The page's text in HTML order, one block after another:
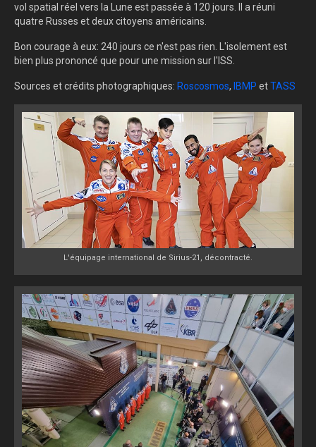
vol spatial réel vers la Lune est passée à 120 jours. Il a réuni
quatre Russes et deux citoyens américains.
Bon courage à eux: 240 jours ce n'est pas rien. L'isolement est
bien plus prononcé que pour une mission sur l'ISS.
Sources et crédits photographiques: Roscosmos, IBMP etTASS
L'équipage international de Sirius-21, décontracté.